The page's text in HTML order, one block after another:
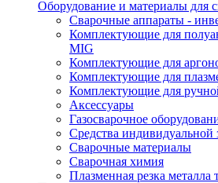
Оборудование и материалы для
Сварочные аппараты -
Комплектующие для
MIG
Комплектующие для
Комплектующие для
Комплектующие для
Аксессуары
Газосварочное
Средства
Сварочные материалы
Сварочная химия
Плазменная резка